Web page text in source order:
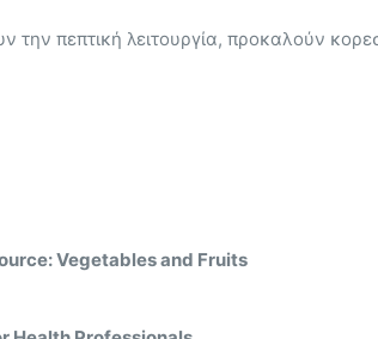
την πεπτική λειτουργία, προκαλούν
Vegetables and Fruits